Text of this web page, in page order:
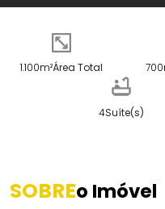
1.100m²Área Total
4Suíte(s)
SOBREo Imóvel